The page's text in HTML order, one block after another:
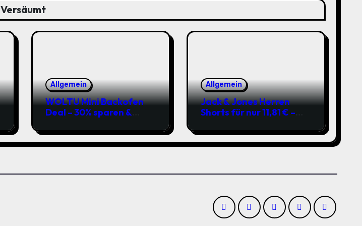
Versäumt
Allgemein
WOLTU Mini Backofen
Deal – 30% sparen &
Allgemein
Jack & Jones Herren
Shorts für nur 11,81 € –